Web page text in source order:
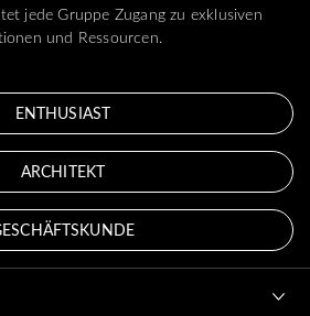
jede Gruppe Zugang zu exklusiven
und Ressourcen.
ENTHUSIAST
ARCHITEKT